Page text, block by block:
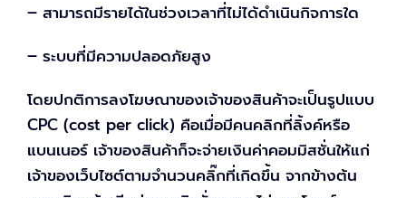
– สามารถมีรายได้ในช่วงเวลาที่ไม่ได้ดำเนินกิจการใด
– ระบบที่มีความปลอดภัยสูง
โดยปกติการลงโฆษณาของเจ้าของสินค้าจะเป็นรูปแบบ
CPC (cost per click) คือเมื่อมีคนคลิกที่ลิ้งค์หรือ
แบนเนอร์ เจ้าของสินค้าก็จะจ่ายเงินค่าคอมมิสชั่นให้แก่
เจ้าของเว็บไซต์ตามจำนวนคลิ๊กที่เกิดขึ้น จากข้างต้น